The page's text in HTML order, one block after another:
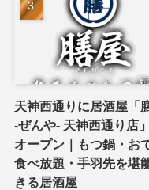
天神西通りに居酒屋「
-ぜんや- 天神西通り店
オープン｜もつ鍋・お
食べ放題・手羽先を堪
きる居酒屋